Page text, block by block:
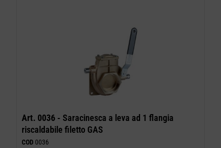
Art. 0036 - Saracinesca a leva ad 1 flangia
riscaldabile filetto GAS
COD 0036